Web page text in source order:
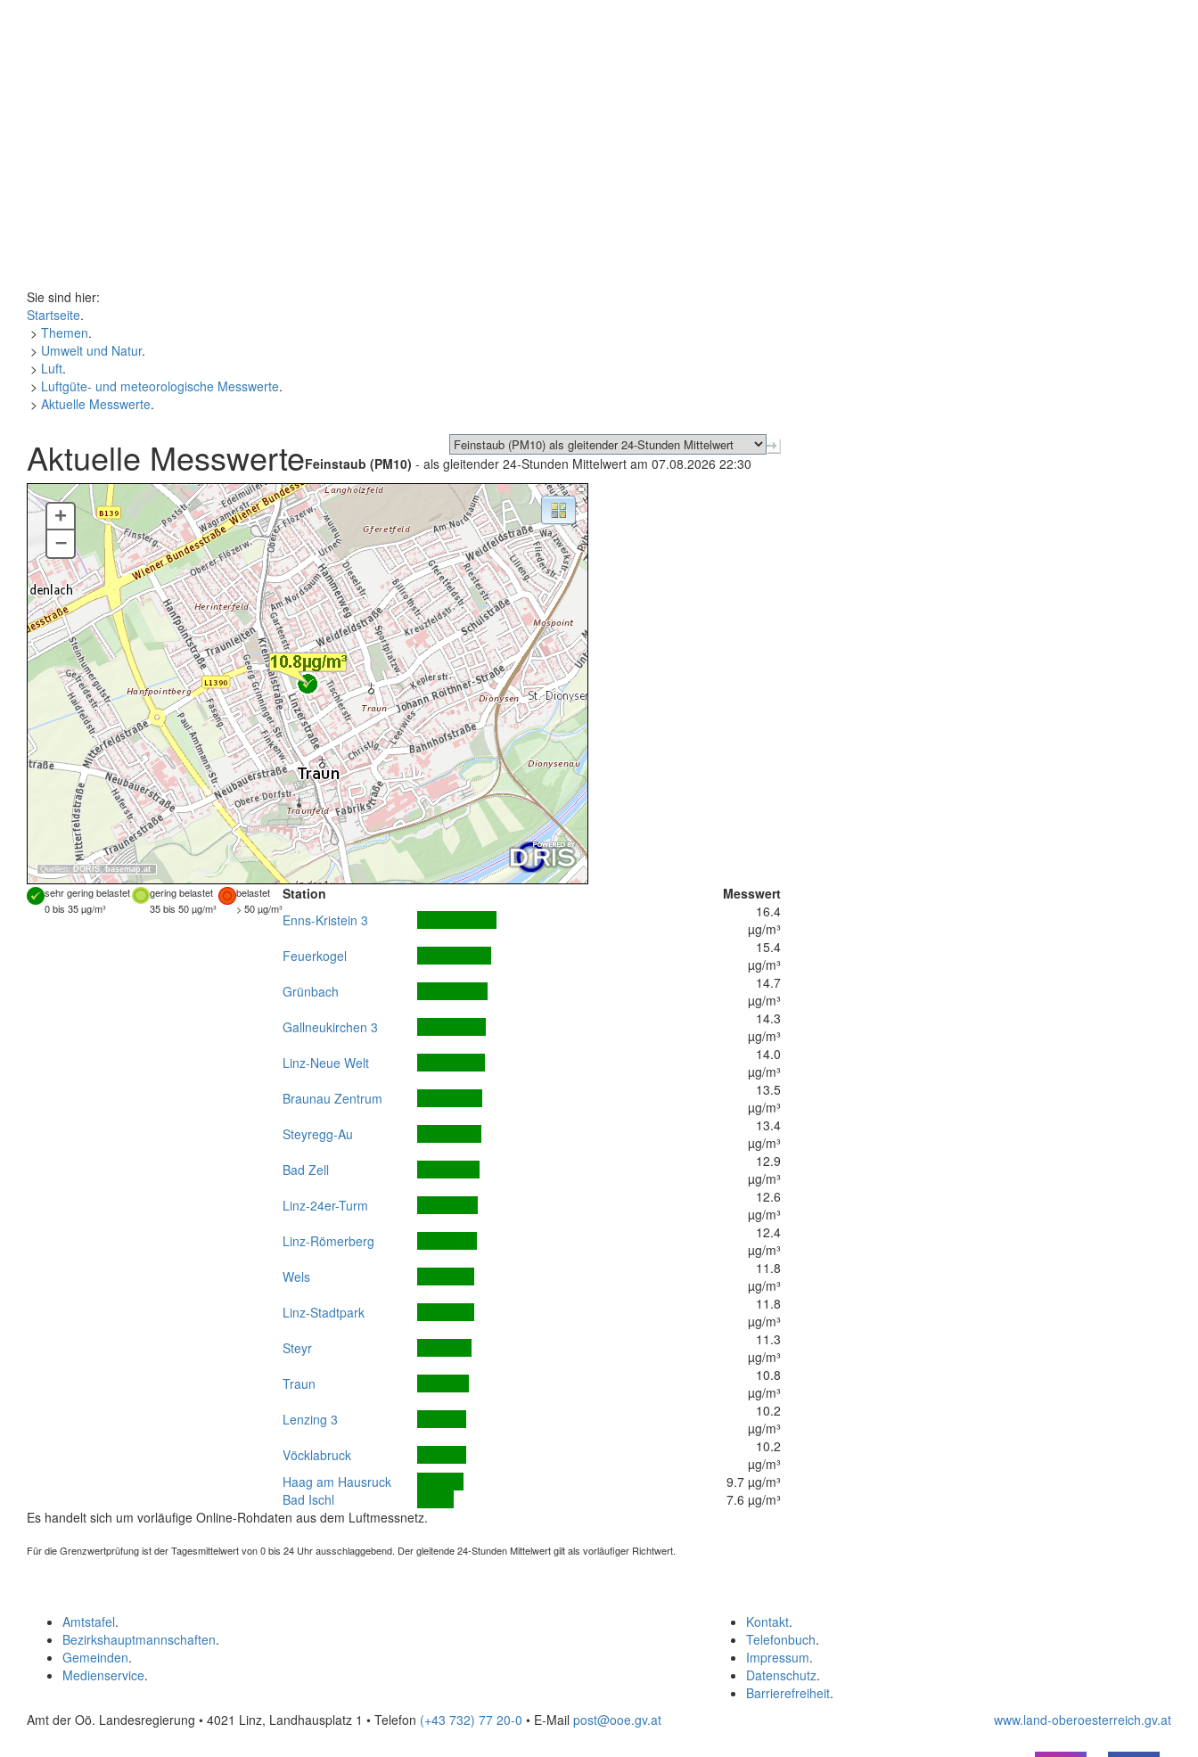
Sie sind hier:
Startseite.
> Themen.
> Umwelt und Natur.
> Luft.
> Luftgüte- und meteorologische Messwerte.
> Aktuelle Messwerte.
Aktuelle MesswerteFeinstaub (PM10) - als gleitender 24-Stunden Mittelwert am 07.08.2026 22:30
Quellen: DORIS, basemap.at
+
–
sehr gering belastet gering belastet
belastet
0 bis 35 µg/m³
35 bis 50 µg/m³ > 50 µg/m³
Station
Messwert
Enns-Kristein 3
16.4
µg/m³
Feuerkogel
15.4
µg/m³
Grünbach
14.7
µg/m³
Gallneukirchen 3
14.3
µg/m³
Linz-Neue Welt
14.0
µg/m³
Braunau Zentrum
13.5
µg/m³
Steyregg-Au
13.4
µg/m³
Bad Zell
12.9
µg/m³
Linz-24er-Turm
12.6
µg/m³
Linz-Römerberg
12.4
µg/m³
Wels
11.8
µg/m³
Linz-Stadtpark
11.8
µg/m³
Steyr
11.3
µg/m³
Traun
10.8
µg/m³
Lenzing 3
10.2
µg/m³
Vöcklabruck
10.2
µg/m³
Haag am Hausruck
9.7 µg/m³
Bad Ischl
7.6 µg/m³
Es handelt sich um vorläufige Online-Rohdaten aus dem Luftmessnetz.
Für die Grenzwertprüfung ist der Tagesmittelwert von 0 bis 24 Uhr ausschlaggebend. Der gleitende 24-Stunden Mittelwert gilt als vorläufiger Richtwert.
Kontakt.
Telefonbuch.
Impressum.
Datenschutz.
Barrierefreiheit.
Amtstafel.
Bezirkshauptmannschaften.
Gemeinden.
Medienservice.
Amt der Oö. Landesregierung • 4021 Linz, Landhausplatz 1 • Telefon (+43 732) 77 20-0 • E-Mail post@ooe.gv.at www.land-oberoesterreich.gv.at